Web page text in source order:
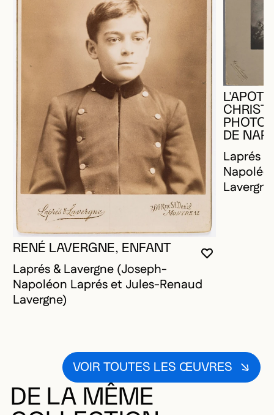
VOUS
FERMER
OUVRIR LA
RENÉ LAVERGNE, ENFANT
Laprés & Lavergne (Joseph-
Napoléon Laprés et Jules-Renaud
Lavergne)
DE
Laprés
VOIR TOUTES LES ŒUVRES
DE LA MÊME